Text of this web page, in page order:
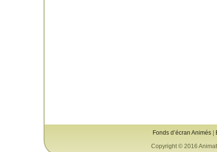
Fonds d’écran Animés|
Copyright © 2016